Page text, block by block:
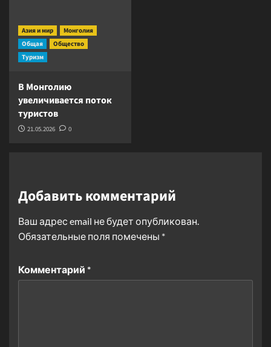
Азия и мир
Монголия
Общая
Общество
Туризм
В Монголию
увеличивается поток
туристов
21.05.2026 0
Добавить комментарий
Ваш адрес email не будет опубликован.
Обязательные поля помечены *
Комментарий *